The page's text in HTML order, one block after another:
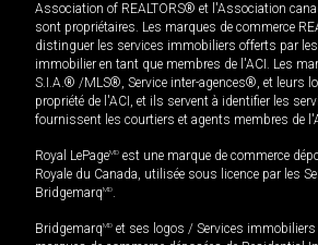
Association of REALTORS® et l'Association
sont propriétaires. Les marques de commerce
distinguer les services immobiliers offerts par
immobilier en tant que membres de l'ACI. Les
S.I.A.® /MLS®, Service inter-agences®, et leurs
propriété de l'ACI, et ils servent à identifier les
fournissent les courtiers et agents membres de
Royal LePageMD est une marque de commerce
Royale du Canada, utilisée sous licence par les
BridgemarqMD.
BridgemarqMD et ses logos / Services